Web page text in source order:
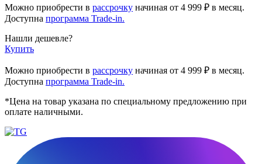
Можно приобрести в рассрочку начиная от 4 999 ₽ в месяц.
Доступна программа Trade-in.
Нашли дешевле?
Купить
Можно приобрести в рассрочку начиная от 4 999 ₽ в месяц.
Доступна программа Trade-in.
*Цена на товар указана по специальному предложению при
оплате наличными.